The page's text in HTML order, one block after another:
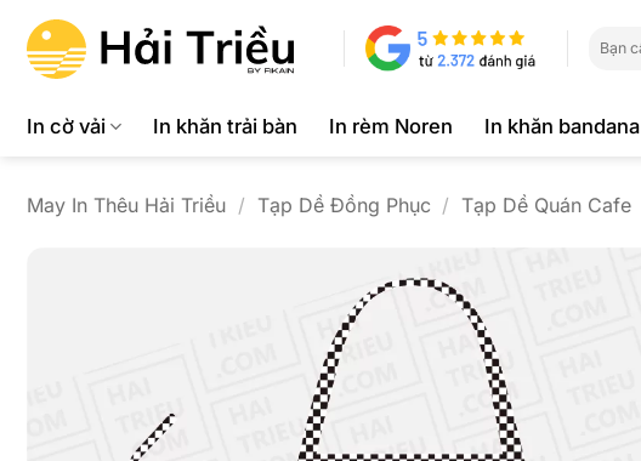
qua
kiếm:
In cờ vải In khăn trải bàn In rèm Noren In khăn bandana
May In Thêu Hải Triều / Tạp Dề Đồng Phục / Tạp Dề Quán Cafe